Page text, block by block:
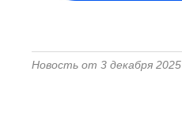
Новость от 3 декабря 2025